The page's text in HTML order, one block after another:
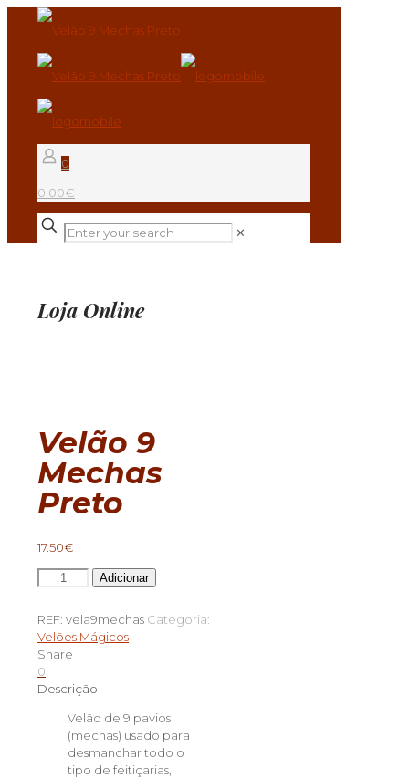
0
0.00€
✕
Loja Online
Velão 9
Mechas
Preto
17.50€
Quantidade
de
9
Mechas
Preto
Adicionar
REF: vela9mechas Categoria:
Velões Mágicos
Share
0
Descrição
Velão de 9 pavios
(mechas) usado para
desmanchar todo o
tipo de feitiçarias,